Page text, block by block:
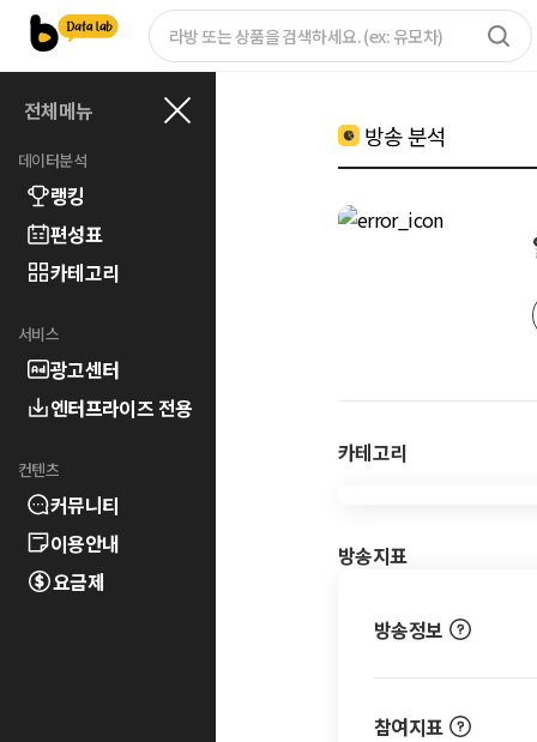
전체메뉴
데이터분석
랭킹
편성표
카테고리
서비스
광고센터
엔터프라이즈 전용
컨텐츠
커뮤니티
이용안내
요금제
방송 분석
카테고리
방송지표
방송정보
참여지표